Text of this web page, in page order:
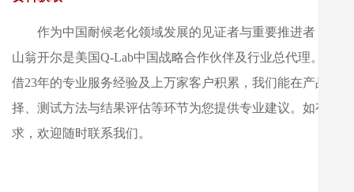
作为中国耐候老化领域发展的见证者与重要推进者，佛
山翁开尔是美国Q-Lab中国战略合作伙伴及行业总代理。凭
借23年的专业服务经验及上万家客户积累，我们能在产品选
择、测试方法与结果评估等环节为您提供专业建议。如有需
求，欢迎随时联系我们。